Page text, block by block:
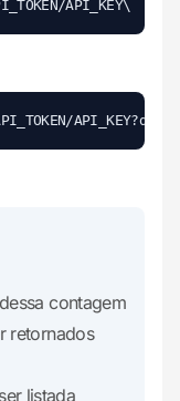
contagem
retornados
listada